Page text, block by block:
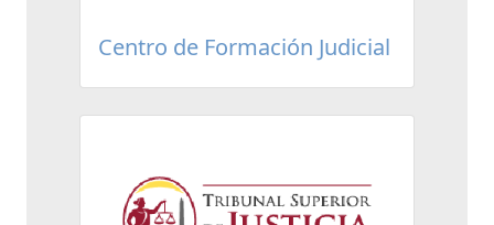
Centro de Formación Judicial